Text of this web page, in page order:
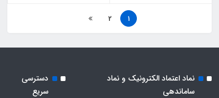
1
2
نماد اعتماد الکترونیک و نماد
ساماندهی
دسترسی
سریع